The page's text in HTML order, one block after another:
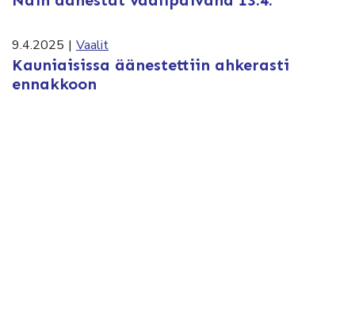
9.4.2025 | Vaalit
Kauniaisissa äänestettiin ahkerasti
ennakkoon